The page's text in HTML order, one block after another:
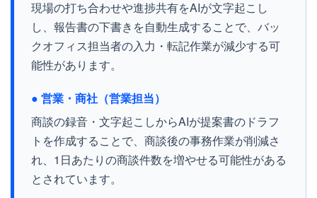
現場の打ち合わせや進捗共有をAIが文字起こし
し、報告書の下書きを自動生成することで、バッ
クオフィス担当者の入力・転記作業が減少する可
能性があります。
● 営業・商社（営業担当）
商談の録音・文字起こしからAIが提案書のドラフ
トを作成することで、商談後の事務作業が削減さ
れ、1日あたりの商談件数を増やせる可能性がある
とされています。